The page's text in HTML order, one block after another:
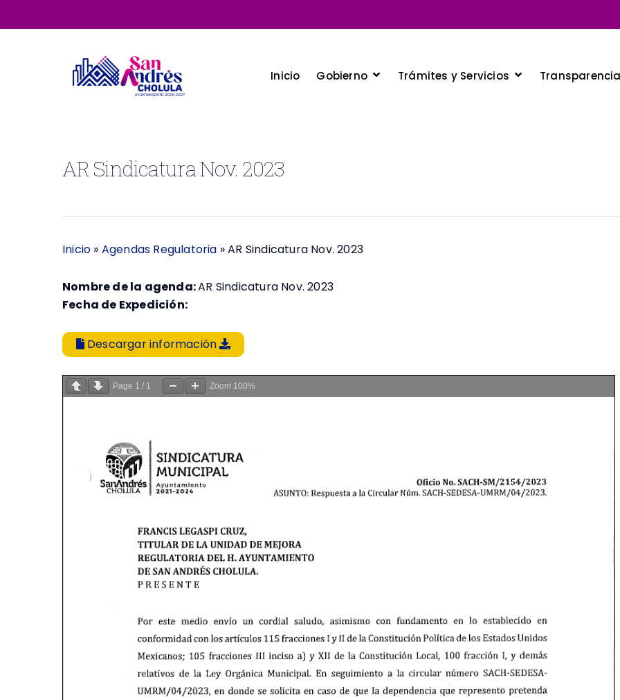
to
Inicio Gobierno Trámites y Servicios
AR Sindicatura Nov. 2023
Inicio » Agendas Regulatoria »AR Sindicatura Nov. 2023
Nombre de la agenda:AR Sindicatura Nov. 2023
Fecha de Expedición:
Descargar información
Page 1 / 1 Zoom 100%